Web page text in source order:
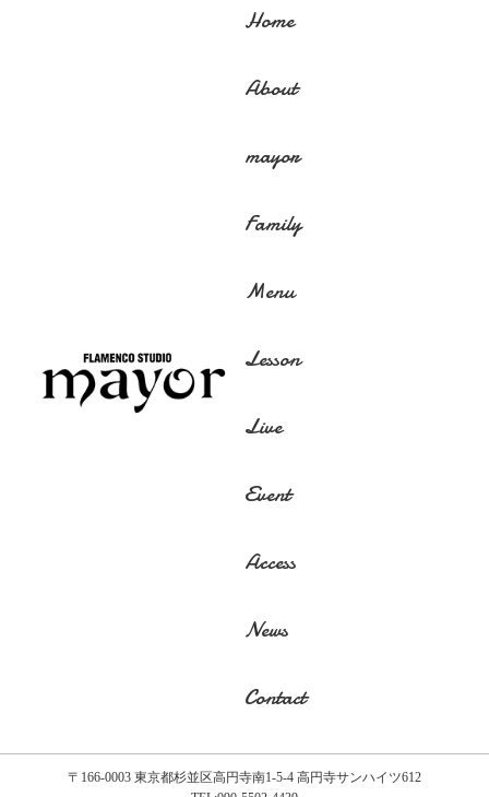
Home
About
mayor
Family
Menu
Lesson
Live
Event
Access
News
Contact
〒166-0003 東京都杉並区高円寺南1-5-4 高円寺サンハイツ612